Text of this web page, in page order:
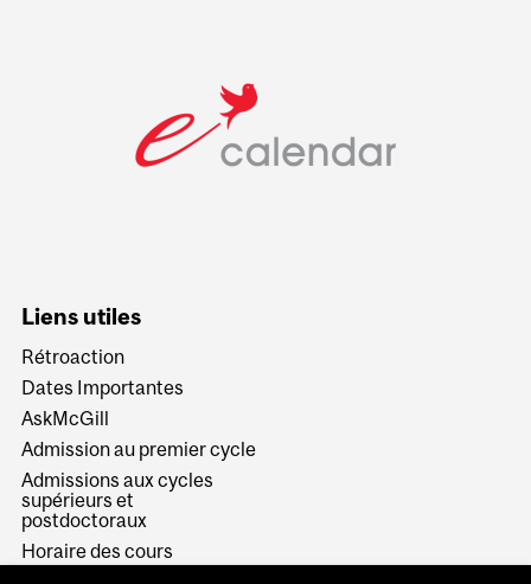
Liens utiles
Rétroaction
Dates Importantes
AskMcGill
Admission au premier cycle
Admissions aux cycles
supérieurs et
postdoctoraux
Horaire des cours